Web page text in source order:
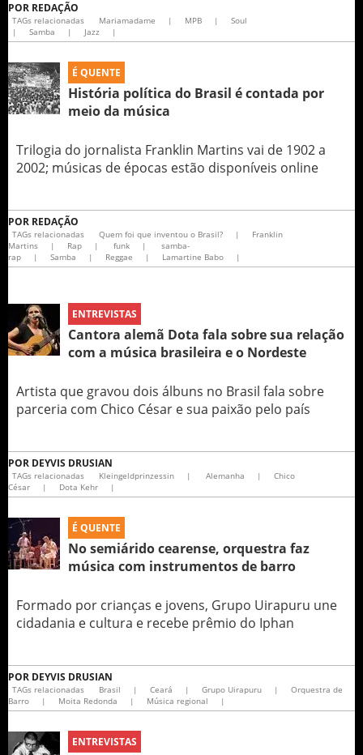
POR REDAÇÃO
TAGs relacionadas Mariamadame | MPB |
Soul
|
Samba | Jazz |
É QUENTE
História política do Brasil é contada por
meio da música
Trilogia do jornalista Franklin Martins vai de 1902 a
2002; músicas de épocas estão disponíveis online
POR REDAÇÃO
TAGs relacionadas Quem foi que inventou o Brasil? |
Franklin
Martins
| Rap | funk |
samba-
rap
| Samba | Reggae | Lamartine Babo |
ENTREVISTAS
Cantora alemã Dota fala sobre sua relação
com a música brasileira e o Nordeste
Artista que gravou dois álbuns no Brasil fala sobre
parceria com Chico César e sua paixão pelo país
POR DEYVIS DRUSIAN
TAGs relacionadas Kleingeldprinzessin | Alemanha |
Chico
César
| Dota Kehr |
É QUENTE
No semiárido cearense, orquestra faz
música com instrumentos de barro
Formado por crianças e jovens, Grupo Uirapuru une
cidadania e cultura e recebe prêmio do Iphan
POR DEYVIS DRUSIAN
TAGs relacionadas Brasil | Ceará | Grupo Uirapuru |
Orquestra de
Barro
| Moita Redonda | Música regional |
ENTREVISTAS